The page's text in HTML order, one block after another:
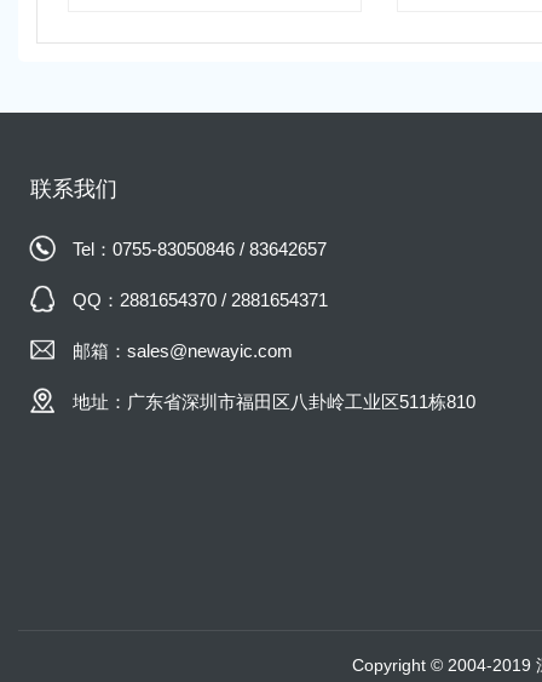
联系我们
Tel：0755-83050846 / 83642657
QQ：2881654370 / 2881654371
邮箱：sales@newayic.com
地址：广东省深圳市福田区八卦岭工业区511栋810
Copyright © 2004-2019